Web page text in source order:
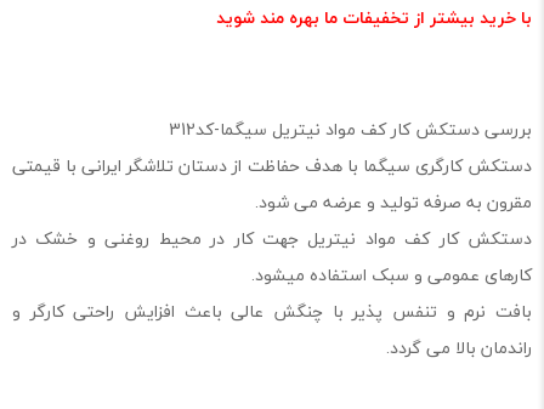
با خرید بیشتر از تخفیفات ما بهره مند شوید
بررسی دستکش کار کف مواد نیتریل سیگما-کد312
دستکش کارگری سیگما با هدف حفاظت از دستان تلاشگر ایرانی با قیمتی
مقرون به صرفه تولید و عرضه می شود.
دستکش کار کف مواد نیتریل جهت کار در محیط روغنی و خشک در
کارهای عمومی و سبک استفاده میشود.
بافت نرم و تنفس پذیر با چنگش عالی باعث افزایش راحتی کارگر و
راندمان بالا می گردد.